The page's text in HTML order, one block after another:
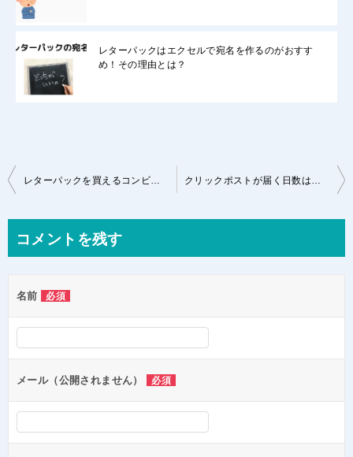
レターパックはエクセルで宛名を作るのがおすす
め！その理由とは？
投
ビ
ー
シ
ョ
ン
コメントを残す
名前 必須
メール（公開されません） 必須